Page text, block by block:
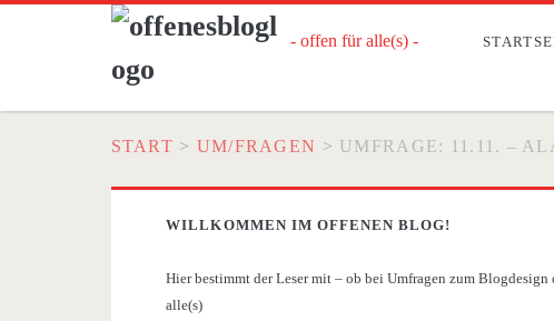
- offen für alle(s) -
START > UM/FRAGEN > UMFRAGE: 11.11. –
WILLKOMMEN IM OFFENEN BLOG!
Hier bestimmt der Leser mit – ob bei Umfragen zum
alle(s)